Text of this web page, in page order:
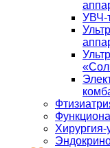
УВЧ-
Хирургия-